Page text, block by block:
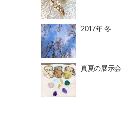
2017年 冬
真夏の展示会